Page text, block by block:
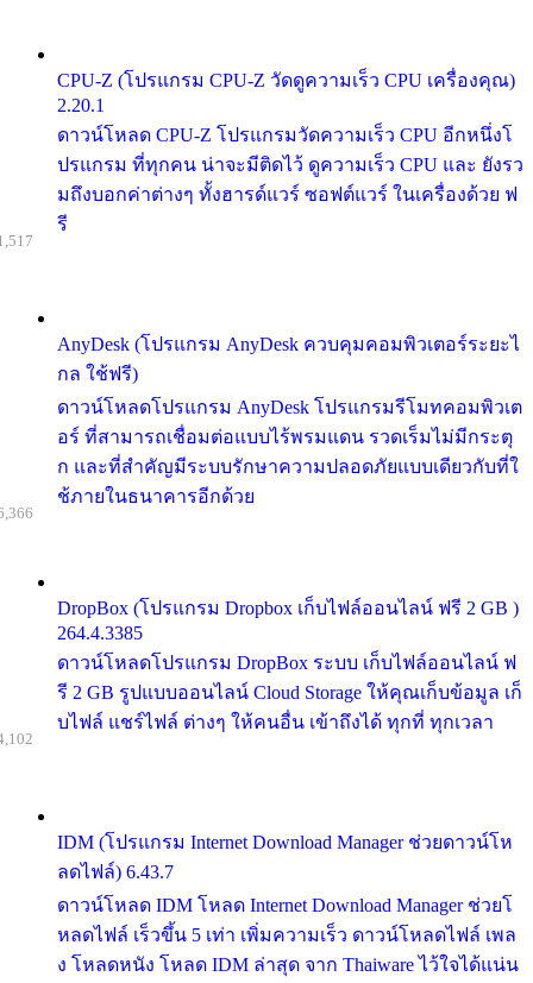
CPU-Z (โปรแกรม CPU-Z วัดดูความเร็ว CPU เครื่องคุณ)
2.20.1
ดาวน์โหลด CPU-Z โปรแกรมวัดความเร็ว CPU อีกหนึ่งโ
ปรแกรม ที่ทุกคน น่าจะมีติดไว้ ดูความเร็ว CPU และ ยังรว
มถึงบอกค่าต่างๆ ทั้งฮารด์แวร์ ซอฟต์แวร์ ในเครื่องด้วย ฟ
รี
AnyDesk (โปรแกรม AnyDesk ควบคุมคอมพิวเตอร์ระยะไ
กล ใช้ฟรี)
ดาวน์โหลดโปรแกรม AnyDesk โปรแกรมรีโมทคอมพิวเต
อร์ ที่สามารถเชื่อมต่อแบบไร้พรมแดน รวดเร็มไม่มีกระตุ
ก และที่สำคัญมีระบบรักษาความปลอดภัยแบบเดียวกับที่ใ
ช้ภายในธนาคารอีกด้วย
DropBox (โปรแกรม Dropbox เก็บไฟล์ออนไลน์ ฟรี 2 GB )
264.4.3385
ดาวน์โหลดโปรแกรม DropBox ระบบ เก็บไฟล์ออนไลน์ ฟ
รี 2 GB รูปแบบออนไลน์ Cloud Storage ให้คุณเก็บข้อมูล เก็
บไฟล์ แชร์ไฟล์ ต่างๆ ให้คนอื่น เข้าถึงได้ ทุกที่ ทุกเวลา
IDM (โปรแกรม Internet Download Manager ช่วยดาวน์โห
ลดไฟล์) 6.43.7
ดาวน์โหลด IDM โหลด Internet Download Manager ช่วยโ
หลดไฟล์ เร็วขึ้น 5 เท่า เพิ่มความเร็ว ดาวน์โหลดไฟล์ เพล
ง โหลดหนัง โหลด IDM ล่าสุด จาก Thaiware ไว้ใจได้แน่น